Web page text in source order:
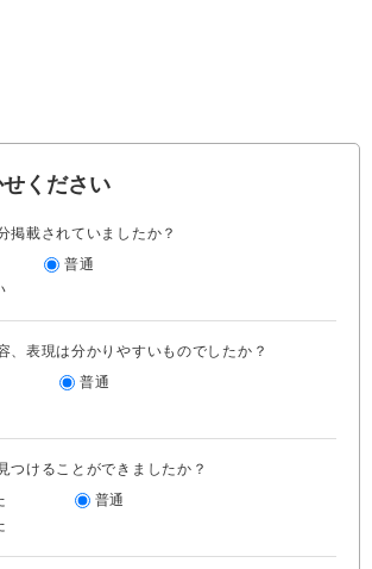
ください
掲載されていましたか？
普通
、表現は分かりやすいものでしたか？
普通
つけることができましたか？
普通